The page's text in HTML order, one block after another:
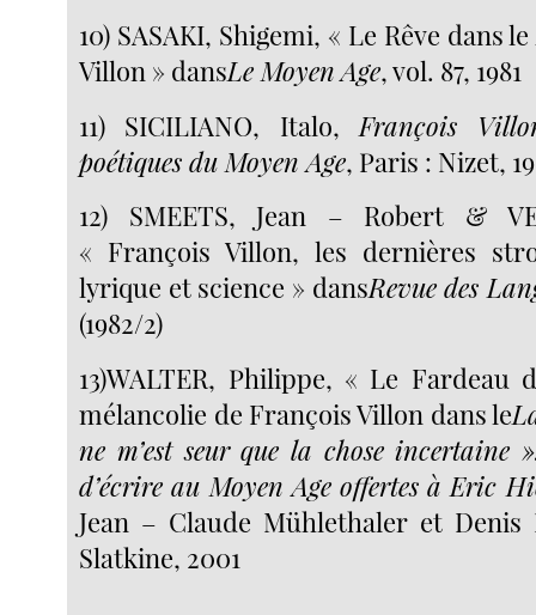
10) SASAKI, Shigemi, « Le Rêve dans le
Villon » dansLe Moyen Age, vol. 87, 1981
11) SICILIANO, Italo, François
poétiques du Moyen Age, Paris : Nizet,
12) SMEETS, Jean – Robert &
« François Villon, les dernières
lyrique et science » dansRevue des
(1982/2)
13)WALTER, Philippe, « Le Fardeau
mélancolie de François Villon dans le
ne m’est seur que la chose incertaine
d’écrire au Moyen Age offertes à Eric
Jean – Claude Mühlethaler et Denis
Slatkine, 2001